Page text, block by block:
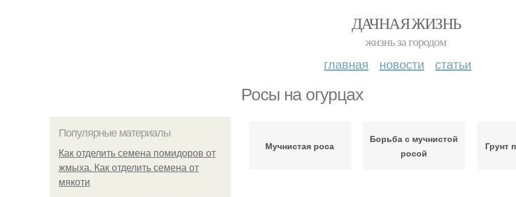
ДАЧНАЯ ЖИЗНЬ
жизнь за городом
главная новости статьи
Росы на огурцах
Популярные материалы
Как отделить семена помидоров от
жмыха. Как отделить семена от
мякоти
Мучнистая роса
Борьба с мучнистой
росой
Грунт